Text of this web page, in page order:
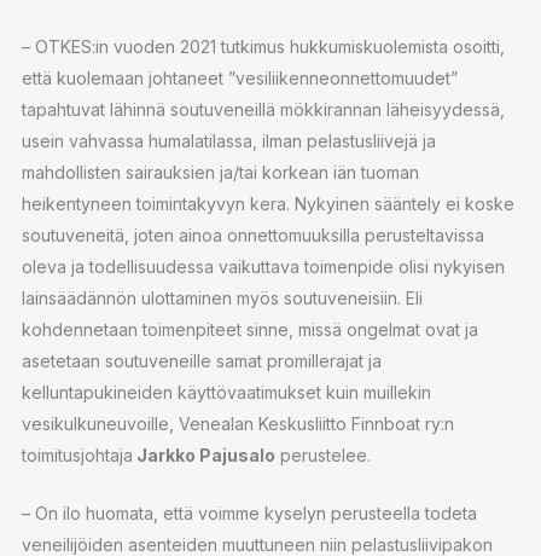
– OTKES:in vuoden 2021 tutkimus hukkumiskuolemista osoitti,
että kuolemaan johtaneet ”vesiliikenneonnettomuudet”
tapahtuvat lähinnä soutuveneillä mökkirannan läheisyydessä,
usein vahvassa humalatilassa, ilman pelastusliivejä ja
mahdollisten sairauksien ja/tai korkean iän tuoman
heikentyneen toimintakyvyn kera. Nykyinen sääntely ei koske
soutuveneitä, joten ainoa onnettomuuksilla perusteltavissa
oleva ja todellisuudessa vaikuttava toimenpide olisi nykyisen
lainsäädännön ulottaminen myös soutuveneisiin. Eli
kohdennetaan toimenpiteet sinne, missä ongelmat ovat ja
asetetaan soutuveneille samat promillerajat ja
kelluntapukineiden käyttövaatimukset kuin muillekin
vesikulkuneuvoille, Venealan Keskusliitto Finnboat ry:n
toimitusjohtaja Jarkko Pajusalo perustelee.
– On ilo huomata, että voimme kyselyn perusteella todeta
veneilijöiden asenteiden muuttuneen niin pelastusliivipakon